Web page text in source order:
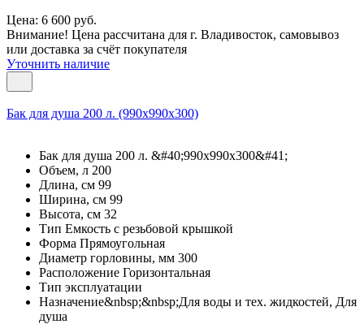
Цена: 6 600 руб.
Внимание! Цена рассчитана для г. Владивосток, самовывоз
или доставка за счёт покупателя
Уточнить наличие
Бак для душа 200 л. (990х990х300)
Бак для душа 200 л. &#40;990х990х300&#41;
Объем, л 200
Длина, см 99
Ширина, см 99
Высота, см 32
Тип Емкость с резьбовой крышкой
Форма Прямоугольная
Диаметр горловины, мм 300
Расположение Горизонтальная
Тип эксплуатации
Назначение&nbsp;&nbsp;Для воды и тех. жидкостей, Для
душа